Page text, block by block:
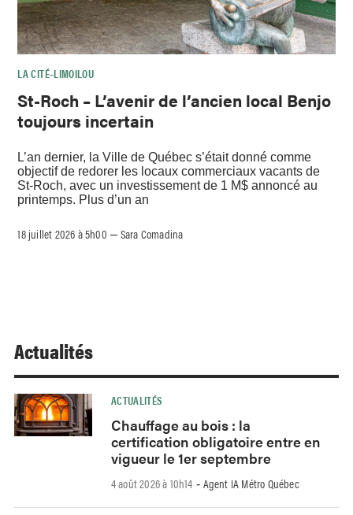
LA CITÉ–LIMOILOU
St-Roch – L’avenir de l’ancien local Benjo
toujours incertain
L’an dernier, la Ville de Québec s’était donné comme
objectif de redorer les locaux commerciaux vacants de
St-Roch, avec un investissement de 1 M$ annoncé au
printemps. Plus d’un an
18 juillet 2026 à 5h00 – Sara Comadina
Actualités
ACTUALITÉS
Chauffage au bois : la
certification obligatoire entre en
vigueur le 1er septembre
4 août 2026 à 10h14 - Agent IA Métro Québec